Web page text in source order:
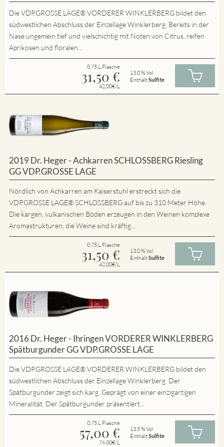
Die VDP.GROSSE LAGE® VORDERER WINKLERBERG bildet den
südwestlichen Abschluss der Einzellage Winklerberg. Bereits in der
Nase ungemein tief und vielschichtig mit Noten von Citrus, reifen
Aprikosen und floralen...
0.75 L Flasche
31,50 €
42.00€/L
13.0 % Vol
EnthältSulfite
2019 Dr. Heger - Achkarren SCHLOSSBERG Riesling
GG VDP.GROSSE LAGE
Nördlich von Achkarren am Kaiserstuhl erstreckt sich die
VDP.GROSSE LAGE® SCHLOSSBERG auf bis zu 310 Meter Höhe.
Die kargen, vulkanischen Böden erzeugen in den Weinen komplexe
Aromastrukturen, die Weine sind kräftig...
0.75 L Flasche
31,50 €
42.00€/L
13.0 % Vol
EnthältSulfite
2016 Dr. Heger - Ihringen VORDERER WINKLERBERG
Spätburgunder GG VDP.GROSSE LAGE
Die VDP.GROSSE LAGE® VORDERER WINKLERBERG bildet den
südwestlichen Abschluss der Einzellage Winklerberg. Der
Spätburgunder zeigt sich karg. Geprägt von einer einzigartigen
Mineralität. Der Spätburgunder präsentiert...
0.75 L Flasche
57,00 €
76.00€/L
13.5 % Vol
EnthältSulfite